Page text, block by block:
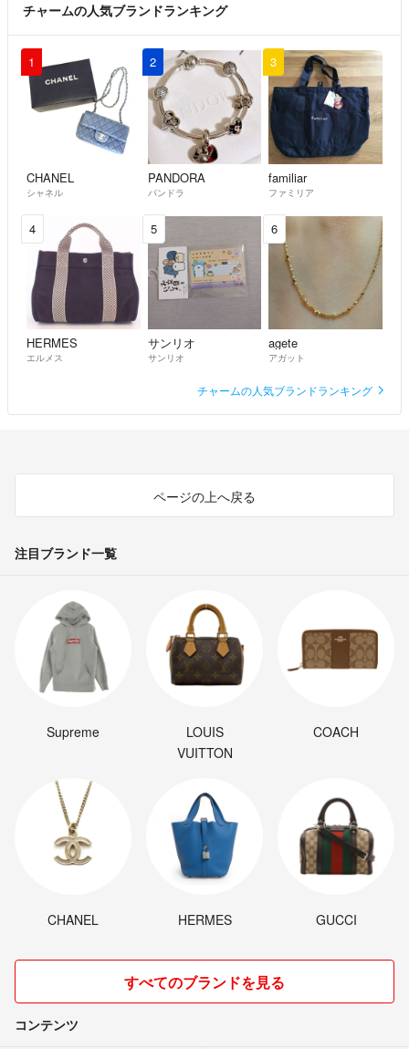
チャームの人気ブランドランキング
1
CHANEL
シャネル
2
PANDORA
パンドラ
3
familiar
ファミリア
4
HERMES
エルメス
5
サンリオ
サンリオ
6
agete
アガット
チャームの人気ブランドランキング
ページの上へ戻る
注目ブランド一覧
Supreme
LOUIS
VUITTON
COACH
CHANEL HERMES GUCCI
すべてのブランドを見る
コンテンツ